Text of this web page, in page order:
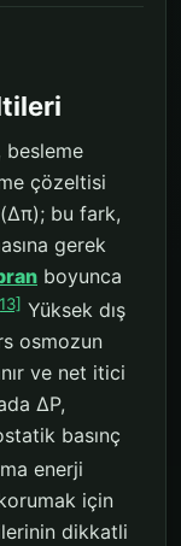
çözeltisi
(Δπ); bu fark,
gerek
boyunca
Yüksek dış
osmozun
ve net itici
ΔP,
basınç
enerji
için
dikkatli